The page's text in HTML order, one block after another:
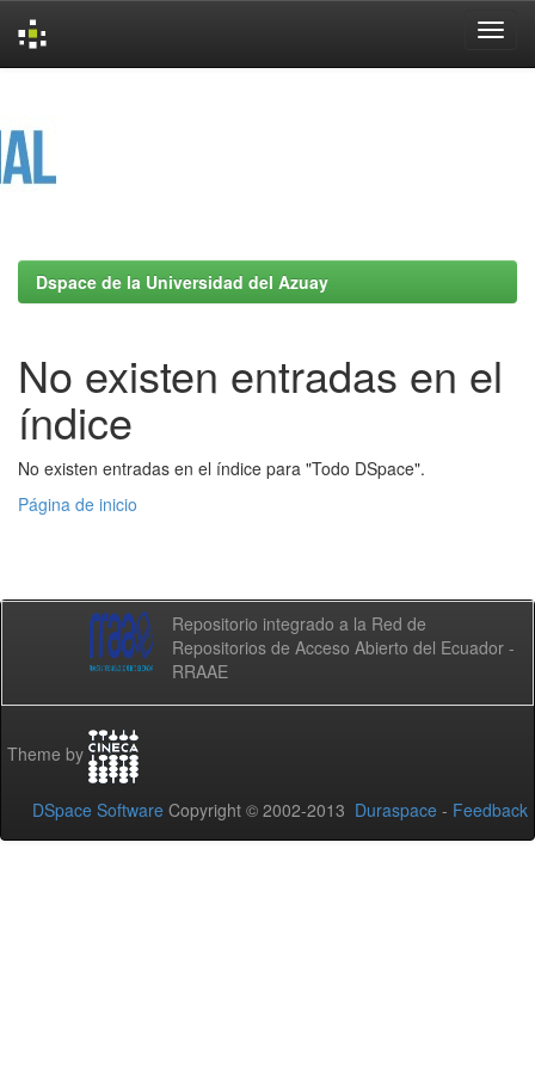
Dspace de la Universidad del Azuay
No existen entradas en el
índice
No existen entradas en el índice para "Todo DSpace".
Página de inicio
Repositorio integrado a la Red de
Repositorios de Acceso Abierto del Ecuador -
RRAAE
Theme by
DSpace Software Copyright © 2002-2013 Duraspace - Feedback